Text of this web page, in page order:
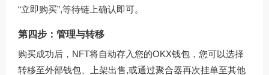
“立即购买”,等待链上确认即可。
第四步：管理与转移
购买成功后，NFT将自动存入您的OKX钱包，您可以选择
转移至外部钱包、上架出售,或通过聚合器再次挂单至其他